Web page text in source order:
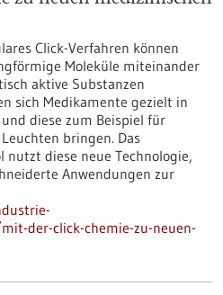
Click-Verfahren können
Moleküle miteinander
aktive Substanzen
sich Medikamente gezielt in
diese zum Beispiel für
bringen. Das
diese neue Technologie,
Anwendungen zur
der-click-chemie-zu-neuen-